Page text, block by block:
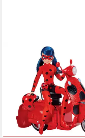
PLAYMATES TOYS
Puppenroller Bandai
Miraculous Ladybug
Go Scooter mit 26 cm
P50668
79,90 €
lieferbar - in 2-3